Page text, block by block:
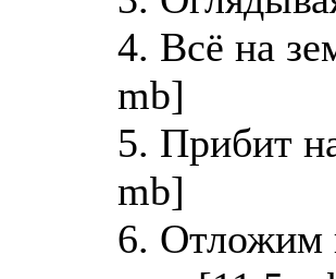
4. Всё на
mb]
5. Прибит
mb]
6. Отложим